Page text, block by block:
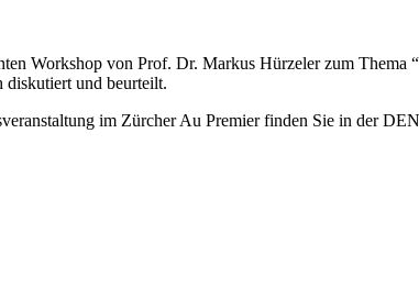
Workshop von Prof. Dr. Markus Hürzeler zum Thema
diskutiert und beurteilt.
im Zürcher Au Premier finden Sie in der